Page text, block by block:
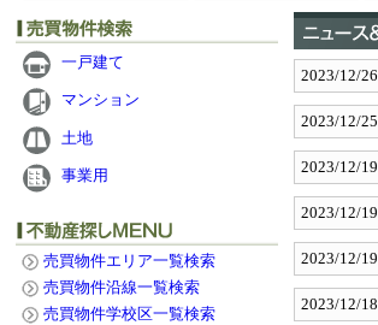
一戸建て
マンション
土地
事業用
売買物件エリア一覧検索
売買物件沿線一覧検索
売買物件学校区一覧検索
2023/12/26
2023/12/25
2023/12/19
2023/12/19
2023/12/19
2023/12/18